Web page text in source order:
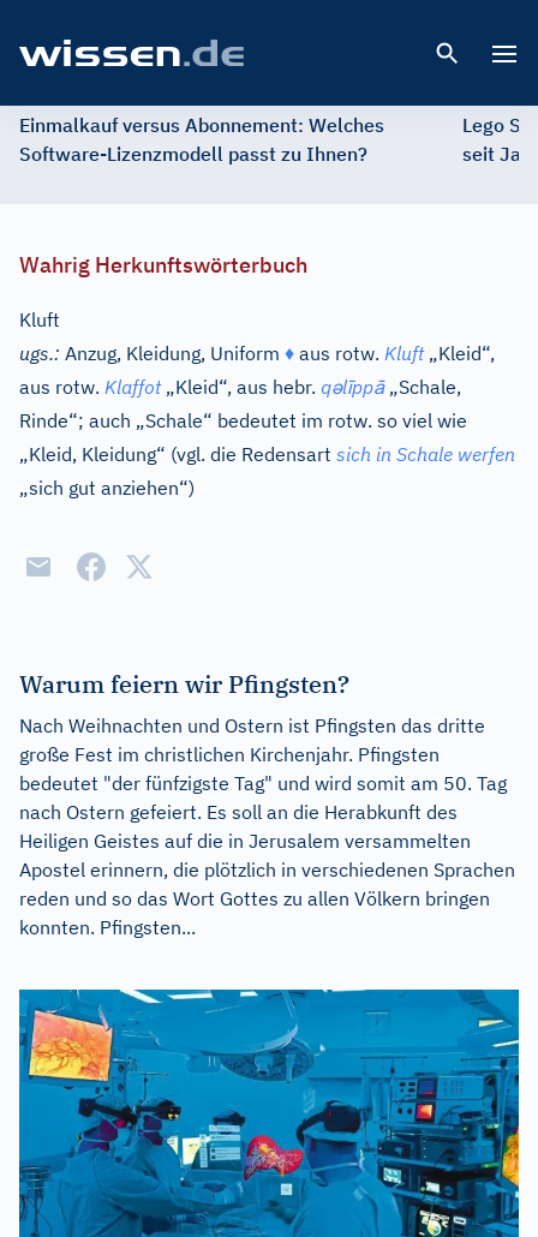
Einmalkauf versus Abonnement: Welches
Software-Lizenzmodell passt zu Ihnen?
Lego
seit
Wahrig Herkunftswörterbuch
Kluft
ugs.: Anzug, Kleidung, Uniform ♦ aus rotw. Kluft„Kleid“,
aus rotw. Klaffot„Kleid“, aus hebr. qəlīppā„Schale,
Rinde“; auch „Schale“ bedeutet im rotw. so viel wie
„Kleid, Kleidung“ (vgl. die Redensart sich in Schale werfen
„sich gut anziehen“)
Warum feiern wir Pfingsten?
Nach Weihnachten und Ostern ist Pfingsten das dritte
große Fest im christlichen Kirchenjahr. Pfingsten
bedeutet "der fünfzigste Tag" und wird somit am 50. Tag
nach Ostern gefeiert. Es soll an die Herabkunft des
Heiligen Geistes auf die in Jerusalem versammelten
Apostel erinnern, die plötzlich in verschiedenen Sprachen
reden und so das Wort Gottes zu allen Völkern bringen
konnten. Pfingsten...